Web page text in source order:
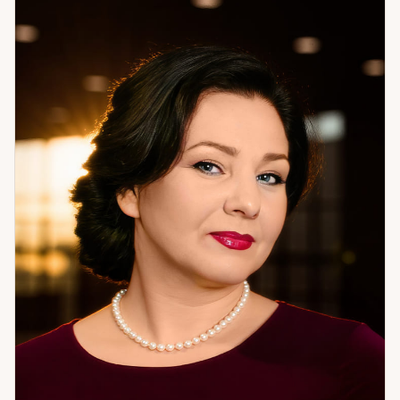
пара, отношения под постоянным давлением. Числовой
анализ показал: муж находится под сильным внешним
влиянием — со стороны родительской семьи. Решение
было нестандартным — переезд. Они решились. Ситуация
изменилась кардинально. Я помогаю разобраться в том,
что происходит, и найти путь к результату. Не теорию — а
то, что можно применить. Если вам нужна системная
работа с ситуацией — приходите.